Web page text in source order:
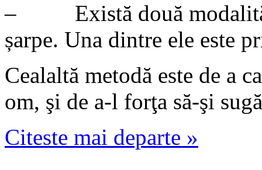
– Există două modalităţi
șarpe. Una dintre ele este
Cealaltă metodă este de a
om, şi de a-l forţa să-şi
Citeste mai departe »